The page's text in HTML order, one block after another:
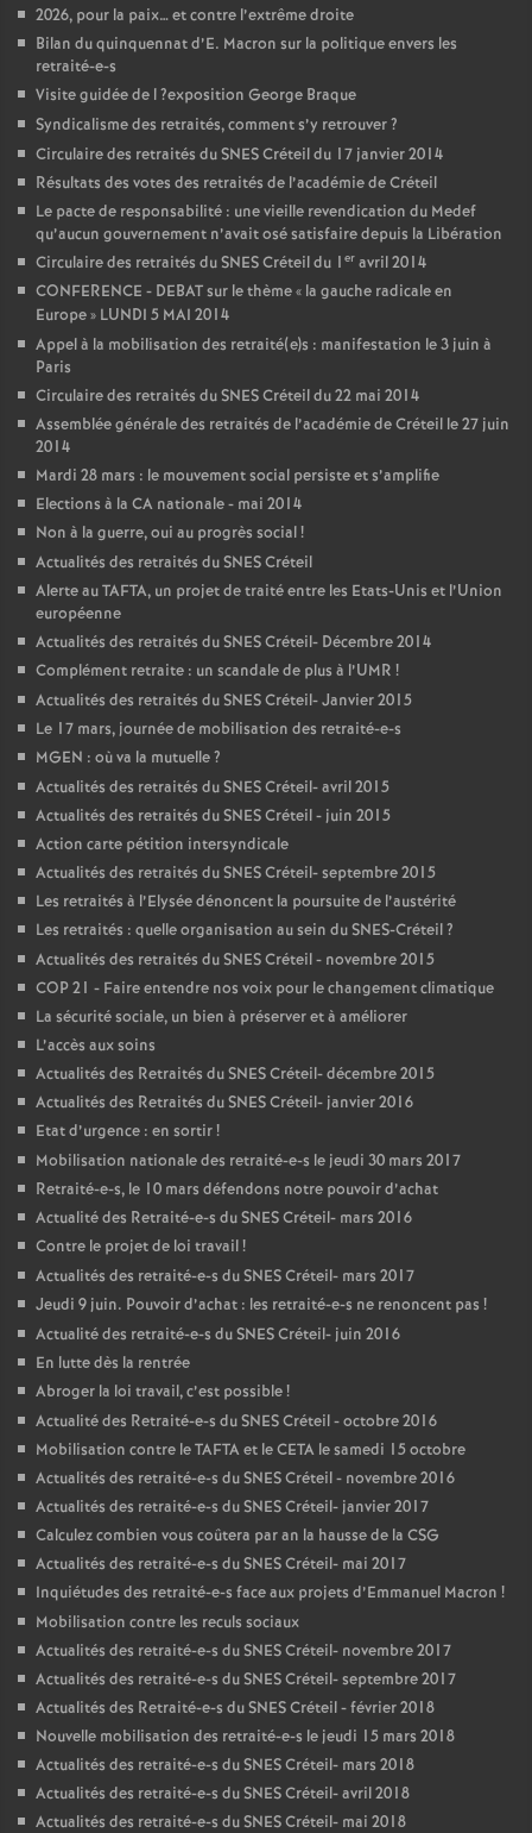
2026, pour la paix… et contre l’extrême droite
Bilan du quinquennat d’E. Macron sur la politique envers les
retraité-e-s
Visite guidée de l?exposition George Braque
Syndicalisme des retraités, comment s’y retrouver?
Circulaire des retraités duSNESCréteil du 17 janvier 2014
Résultats des votes des retraités de l’académie de Créteil
Le pacte de responsabilité : une vieille revendication du Medef
qu’aucun gouvernement n’avait osé satisfaire depuis la Libération
Circulaire des retraités duSNESCréteil du 1 er avril 2014
CONFERENCE - DEBATsur le thème « la gauche radicale en
Europe» LUNDI 5 MAI 2014
Appel à la mobilisation des retraité(e)s : manifestation le 3 juin à
Paris
Circulaire des retraités duSNESCréteil du 22 mai 2014
Assemblée générale des retraités de l’académie de Créteil le 27 juin
2014
Mardi 28 mars : le mouvement social persiste et s’amplifie
Elections à la CA nationale - mai 2014
Non à la guerre, oui au progrès social!
Actualités des retraités duSNESCréteil
Alerte auTAFTA, un projet de traité entre les Etats-Unis et l’Union
européenne
Actualités des retraités duSNESCréteil- Décembre 2014
Complément retraite : un scandale de plus à l’UMR !
Actualités des retraités duSNESCréteil- Janvier 2015
Le 17 mars, journée de mobilisation des retraité-e-s
MGEN : où va la mutuelle?
Actualités des retraités duSNESCréteil- avril 2015
Actualités des retraités duSNESCréteil - juin 2015
Action carte pétition intersyndicale
Actualités des retraités duSNESCréteil- septembre 2015
Les retraités à l’Elysée dénoncent la poursuite de l’austérité
Les retraités : quelle organisation au sein duSNES-Créteil?
Actualités des retraités duSNESCréteil - novembre 2015
COP21 - Faire entendre nos voix pour le changement climatique
La sécurité sociale, un bien à préserver et à améliorer
L’accès aux soins
Actualités des Retraités duSNESCréteil- décembre 2015
Actualités des Retraités duSNESCréteil- janvier 2016
Etat d’urgence : en sortir!
Mobilisation nationale des retraité-e-s le jeudi 30 mars 2017
Retraité-e-s, le 10 mars défendons notre pouvoir d’achat
Actualité des Retraité-e-s duSNESCréteil- mars 2016
Contre le projet de loi travail!
Actualités des retraité-e-s duSNESCréteil- mars 2017
Jeudi 9 juin. Pouvoir d’achat : les retraité-e-s ne renoncent pas !
Actualité des retraité-e-s duSNESCréteil- juin 2016
En lutte dès la rentrée
Abroger la loi travail, c’est possible!
Actualité des Retraité-e-s duSNESCréteil - octobre 2016
Mobilisation contre leTAFTAet leCETA le samedi 15 octobre
Actualités des retraité-e-s duSNESCréteil - novembre 2016
Actualités des retraité-e-s duSNESCréteil- janvier 2017
Calculez combien vous coûtera par an la hausse de la CSG
Actualités des retraité-e-s duSNESCréteil- mai 2017
Inquiétudes des retraité-e-s face aux projets d’Emmanuel Macron !
Mobilisation contre les reculs sociaux
Actualités des retraité-e-s duSNESCréteil- novembre 2017
Actualités des retraité-e-s duSNESCréteil- septembre 2017
Actualités des Retraité-e-s duSNESCréteil - février 2018
Nouvelle mobilisation des retraité-e-s le jeudi 15 mars 2018
Actualités des retraité-e-s duSNESCréteil- mars 2018
Actualités des retraité-e-s duSNESCréteil- avril 2018
Actualités des retraité-e-s duSNESCréteil- mai 2018